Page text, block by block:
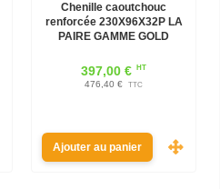
Chenille caoutchouc
renforcée 230X96X32P LA
PAIRE GAMME GOLD
397,00 € HT
476,40 € TTC
Ajouter au panier